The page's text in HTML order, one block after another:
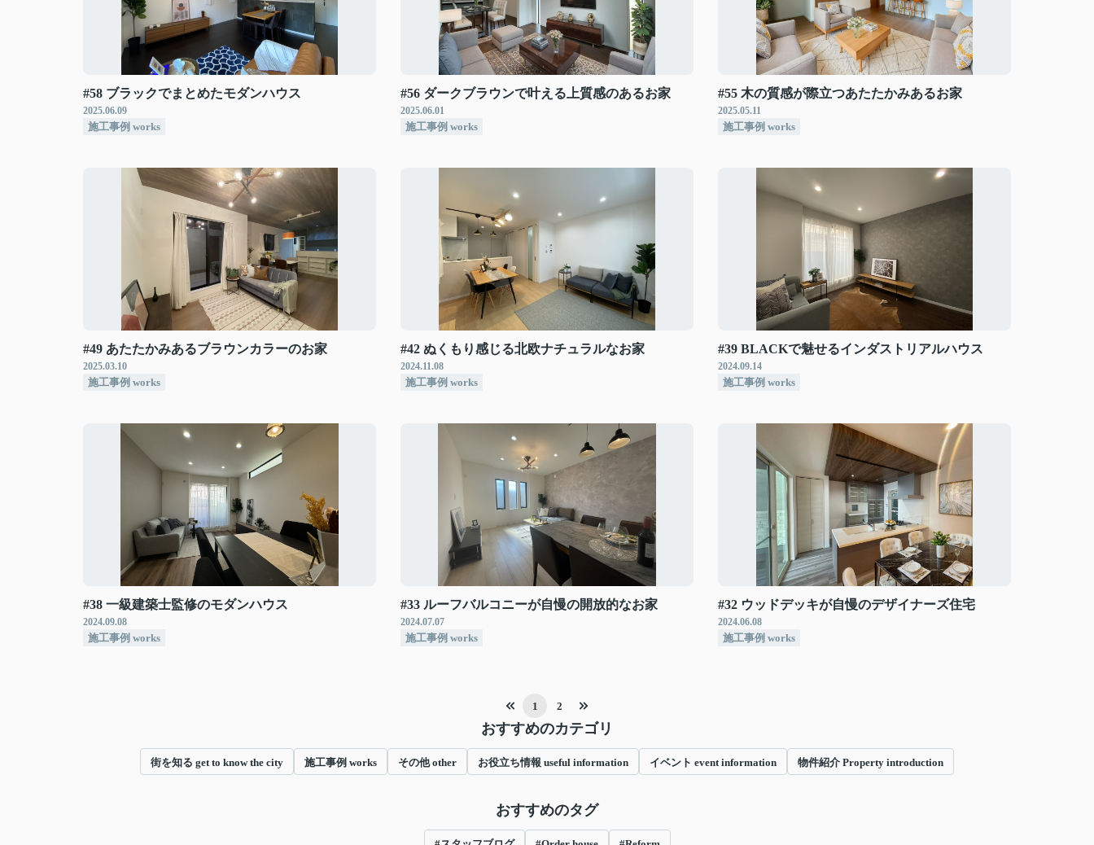
#58 ブラックでまとめたモダンハウス
2025.06.09
施工事例 works
#56 ダークブラウンで叶える上質感のあるお家
2025.06.01
施工事例 works
#55 木の質感が際立つあたたかみあるお家
2025.05.11
施工事例 works
#49 あたたかみあるブラウンカラーのお家
2025.03.10
施工事例 works
#42 ぬくもり感じる北欧ナチュラルなお家
2024.11.08
施工事例 works
#39 BLACKで魅せるインダストリアルハウス
2024.09.14
施工事例 works
#38 一級建築士監修のモダンハウス
2024.09.08
施工事例 works
#33 ルーフバルコニーが自慢の開放的なお家
2024.07.07
施工事例 works
#32 ウッドデッキが自慢のデザイナーズ住宅
2024.06.08
施工事例 works
1 2
おすすめのカテゴリ
街を知る get to know the city 施工事例 works その他 other お役立ち情報 useful information イベント event information 物件紹介 Property introduction
おすすめのタグ